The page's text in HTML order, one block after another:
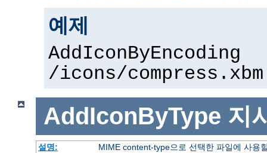
예제
AddIconByEncoding
/icons/
AddIconByType 지
설명:
MIME content-type으로 선택한 파일에 사용